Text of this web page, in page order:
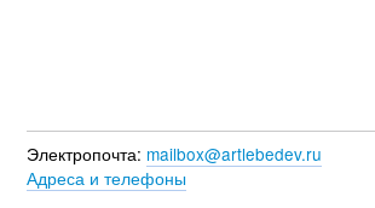
Электропочта: mailbox@artlebedev.ru
Адреса и телефоны